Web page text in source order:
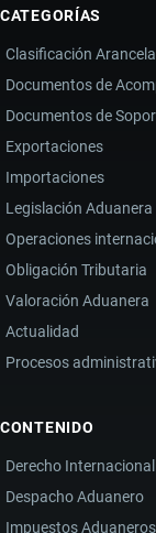
CATEGORÍAS
Clasificación
Documentos de
Documentos de
Exportaciones
Importaciones
Legislación Aduanera
Operaciones
Obligación Tributaria
Valoración Aduanera
Actualidad
Procesos
CONTENIDO
Derecho Internacional
Despacho Aduanero
Impuestos Aduaneros